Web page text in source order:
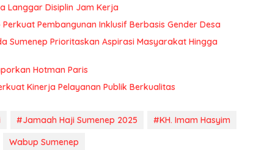
Langgar Disiplin Jam Kerja
Pembangunan Inklusif Berbasis Gender Desa
Sumenep Prioritaskan Aspirasi Masyarakat Hingga
Hotman Paris
Kinerja Pelayanan Publik Berkualitas
#Jamaah Haji Sumenep 2025
#KH. Imam Hasyim
Wabup Sumenep